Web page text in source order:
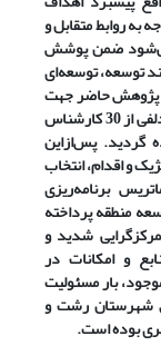
روابط متقابل و
ضمن پوشش
توسعه، توسعه‌ای
پژوهش حاضر جهت
تدوین الگوی استراتژی توسعه‌ی منطقه‌ای با روش دلفی از 30 کارشناس
گردید. پس‌ازاین
و اقدام، انتخاب
برنامه‌ریزی
منطقه پرداخته
شدید و
و امکانات در
بار مسئولیت
شهرستان رشت و
بوده است.